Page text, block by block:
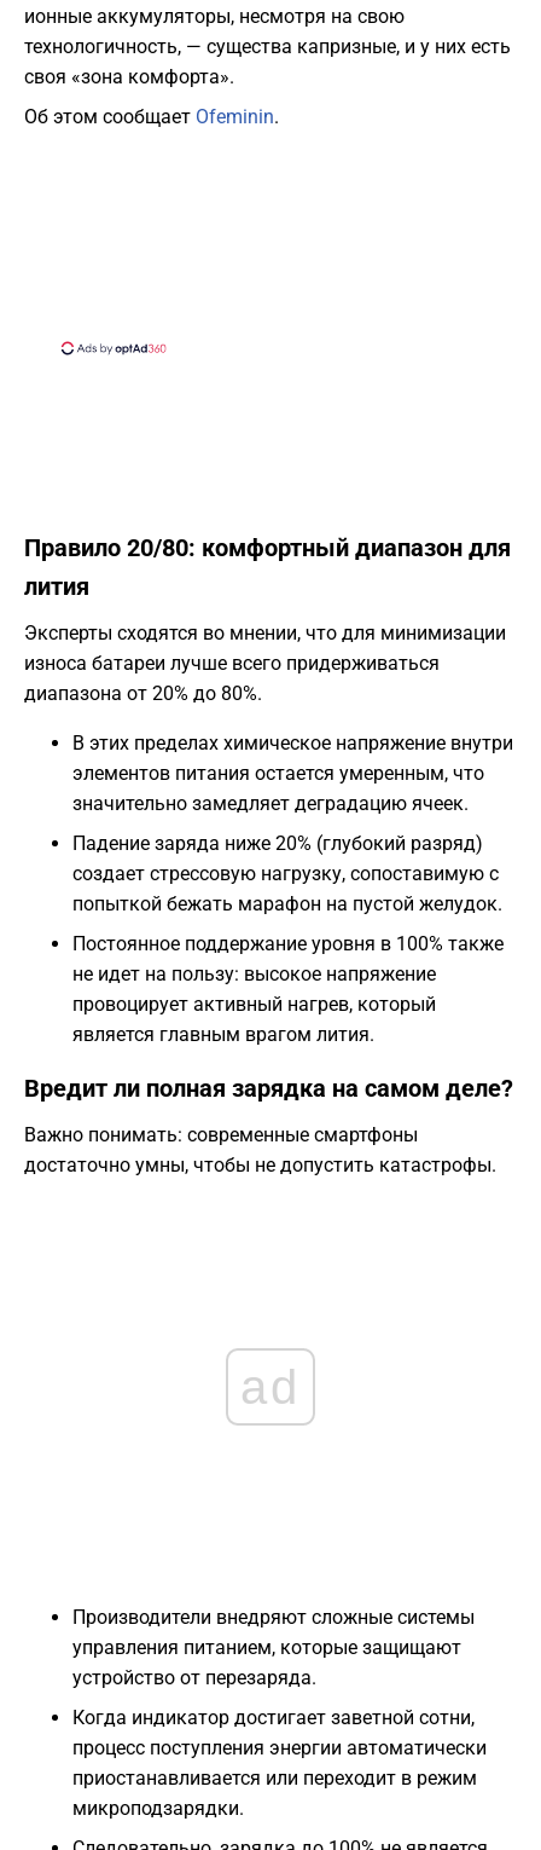
ионные аккумуляторы, несмотря на свою
технологичность, — существа капризные, и у них есть
своя «зона комфорта».
Об этом сообщает Ofeminin.
Правило 20/80: комфортный диапазон для
лития
Эксперты сходятся во мнении, что для минимизации
износа батареи лучше всего придерживаться
диапазона от 20% до 80%.
В этих пределах химическое напряжение внутри
элементов питания остается умеренным, что
значительно замедляет деградацию ячеек.
Падение заряда ниже 20% (глубокий разряд)
создает стрессовую нагрузку, сопоставимую с
попыткой бежать марафон на пустой желудок.
Постоянное поддержание уровня в 100% также
не идет на пользу: высокое напряжение
провоцирует активный нагрев, который
является главным врагом лития.
Вредит ли полная зарядка на самом деле?
Важно понимать: современные смартфоны
достаточно умны, чтобы не допустить катастрофы.
ad
Производители внедряют сложные системы
управления питанием, которые защищают
устройство от перезаряда.
Когда индикатор достигает заветной сотни,
процесс поступления энергии автоматически
приостанавливается или переходит в режим
микроподзарядки.